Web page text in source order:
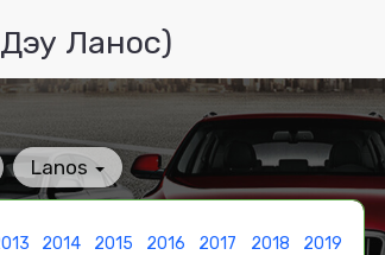
Ланос)
2014 2015 2016 2017 2018
2019
Lanos